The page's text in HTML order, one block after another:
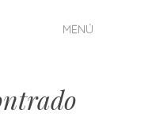
MENÚ